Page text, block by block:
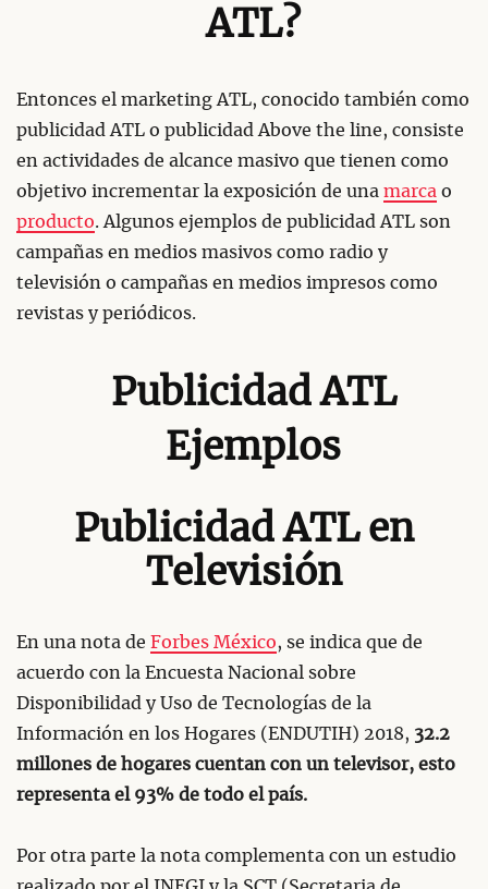
ATL?
Entonces el marketing ATL, conocido también como
publicidad ATL o publicidad Above the line, consiste
en actividades de alcance masivo que tienen como
objetivo incrementar la exposición de una marca o
producto. Algunos ejemplos de publicidad ATL son
campañas en medios masivos como radio y
televisión o campañas en medios impresos como
revistas y periódicos.
Publicidad ATL
Ejemplos
Publicidad ATL en
Televisión
En una nota de Forbes México, se indica que de
acuerdo con la Encuesta Nacional sobre
Disponibilidad y Uso de Tecnologías de la
Información en los Hogares (ENDUTIH) 2018, 32.2
millones de hogares cuentan con un televisor, esto
representa el 93% de todo el país.
Por otra parte la nota complementa con un estudio